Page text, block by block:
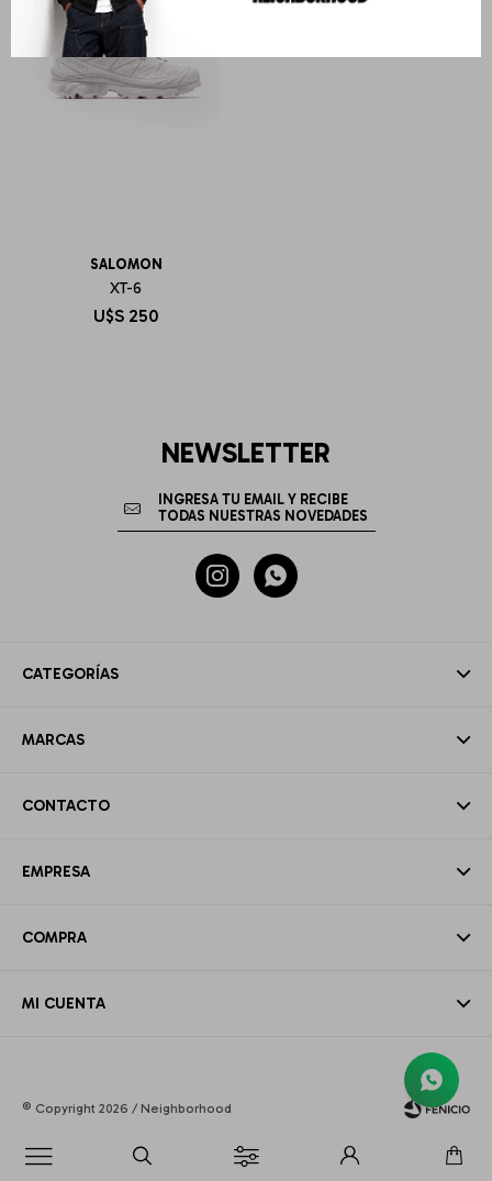

SALOMON
XT-6
U$S 250
CATEGORÍAS
MARCAS
CONTACTO
EMPRESA
COMPRA
MI CUENTA
NEWSLETTER
 
© Copyright 2026 / Neighborhood